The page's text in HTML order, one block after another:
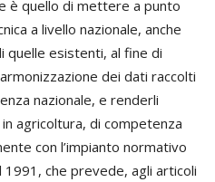
è quello di mettere a punto
a livello nazionale, anche
quelle esistenti, al fine di
dei dati raccolti
nazionale, e renderli
agricoltura, di competenza
con l’impianto normativo
che prevede, agli articoli